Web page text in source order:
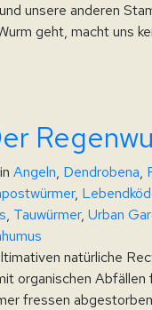
unsere anderen
geht, macht uns
in Angeln, Dendrobena,
,
, Tauwürmer, Urban
natürliche
organischen
fressen